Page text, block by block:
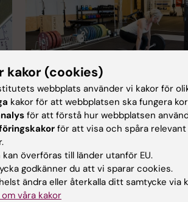
Träning och friskvård
Det finns flera olika möjligheter till
campus. I Solna finns gymmet Box
Flemingsberg gymmet BASE. All
kostnadsfri för dig som KI-student.
kakor (cookies)
webbplats använder vi kakor för
kakor för att webbplatsen ska fungera
för att förstå hur webbplatsen
för att visa och spåra
överföras till länder utanför EU.
godkänner du att vi sparar cookies.
ändra eller återkalla ditt samtycke via
våra kakor